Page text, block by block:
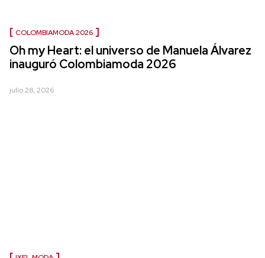
COLOMBIAMODA 2026
Oh my Heart: el universo de Manuela Álvarez
inauguró Colombiamoda 2026
julio 28, 2026